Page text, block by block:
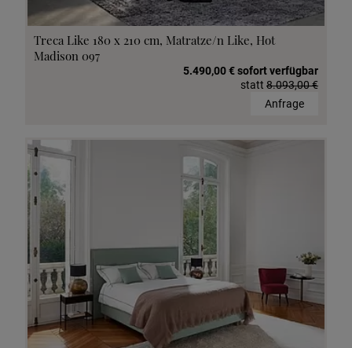
Treca Like 180 x 210 cm, Matratze/n Like, Hot
Madison 097
5.490,00 € sofort verfügbar
statt 8.093,00 €
Anfrage